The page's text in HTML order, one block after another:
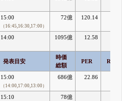
15:00
（16:45,16:30,17:00）
72億 120.14
14:00 1095億 12.58
発表目安
時価
総額
PER ROE
15:00
（14:00,17:00,13:00）
686億 22.86
15:10 78億